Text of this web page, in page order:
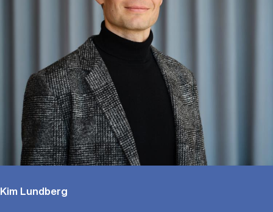
Kim Lundberg